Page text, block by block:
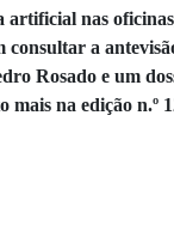
artificial nas
a
Rosado e um
mais na edição n.º